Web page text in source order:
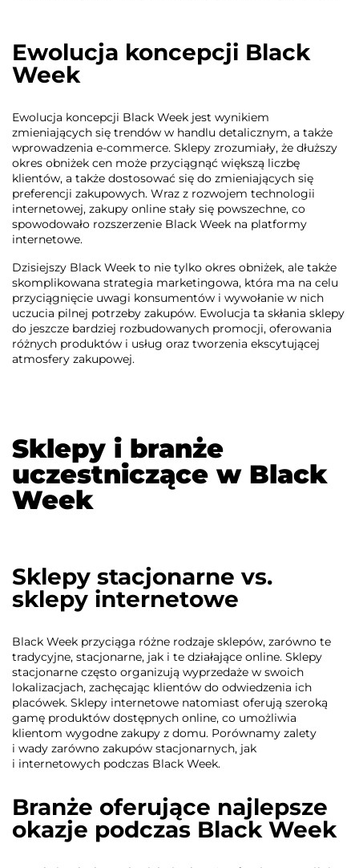
Ewolucja koncepcji Black
Week
Ewolucja koncepcji Black Week jest wynikiem
zmieniających się trendów w handlu detalicznym, a także
wprowadzenia e-commerce. Sklepy zrozumiały, że dłuższy
okres obniżek cen może przyciągnąć większą liczbę
klientów, a także dostosować się do zmieniających się
preferencji zakupowych. Wraz z rozwojem technologii
internetowej, zakupy online stały się powszechne, co
spowodowało rozszerzenie Black Week na platformy
internetowe.
Dzisiejszy Black Week to nie tylko okres obniżek, ale także
skomplikowana strategia marketingowa, która ma na celu
przyciągnięcie uwagi konsumentów i wywołanie w nich
uczucia pilnej potrzeby zakupów. Ewolucja ta skłania sklepy
do jeszcze bardziej rozbudowanych promocji, oferowania
różnych produktów i usług oraz tworzenia ekscytującej
atmosfery zakupowej.
Sklepy i branże
uczestniczące w Black
Week
Sklepy stacjonarne vs.
sklepy internetowe
Black Week przyciąga różne rodzaje sklepów, zarówno te
tradycyjne, stacjonarne, jak i te działające online. Sklepy
stacjonarne często organizują wyprzedaże w swoich
lokalizacjach, zachęcając klientów do odwiedzenia ich
placówek. Sklepy internetowe natomiast oferują szeroką
gamę produktów dostępnych online, co umożliwia
klientom wygodne zakupy z domu. Porównamy zalety
i wady zarówno zakupów stacjonarnych, jak
i internetowych podczas Black Week.
Branże oferujące najlepsze
okazje podczas Black Week